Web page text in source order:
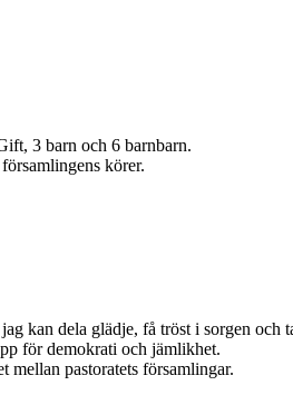
3 barn och 6 barnbarn.
körer.
kan dela glädje, få tröst i sorgen och
för demokrati och jämlikhet.
mellan pastoratets församlingar.